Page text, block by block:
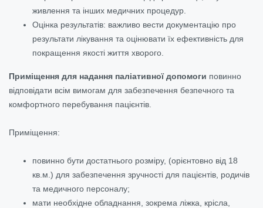
живлення та інших медичних процедур.
Оцінка результатів: важливо вести документацію про
результати лікування та оцінювати їх ефективність для
покращення якості життя хворого.
Приміщення для надання паліативної допомоги повинно
відповідати всім вимогам для забезпечення безпечного та
комфортного перебування пацієнтів.
Приміщення:
повинно бути достатнього розміру, (орієнтовно від 18
кв.м.) для забезпечення зручності для пацієнтів, родичів
та медичного персоналу;
мати необхідне обладнання, зокрема ліжка, крісла,